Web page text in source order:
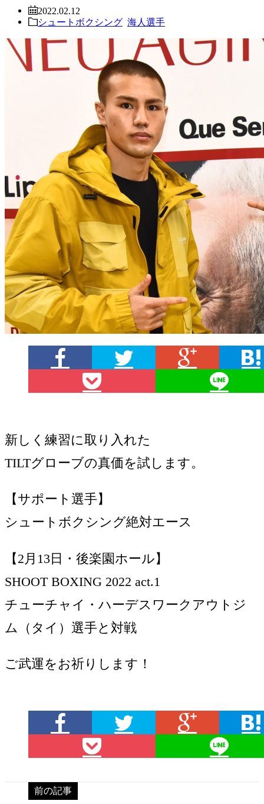
2022.02.12
シュートボクシング 海人選手
新しく練習に取り入れた
TILTグローブの真価を試します。
【サポート選手】
シュートボクシング絶対エース
【2月13日・後楽園ホール】
SHOOT BOXING 2022 act.1
チューチャイ・ハーデスワークアウトジ
ム（タイ）選手と対戦
ご武運をお祈りします！
前の記事